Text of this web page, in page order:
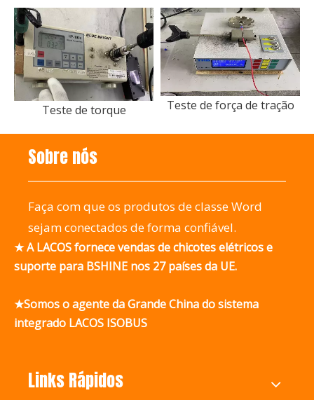
Teste de torque Teste de força de tração
Sobre nós
Faça com que os produtos de classe Word
sejam conectados de forma confiável.
★ A LACOS fornece vendas de chicotes elétricos e
suporte para BSHINE nos 27 países da UE.
★Somos o agente da Grande China do sistema
integrado LACOS ISOBUS
Links Rápidos